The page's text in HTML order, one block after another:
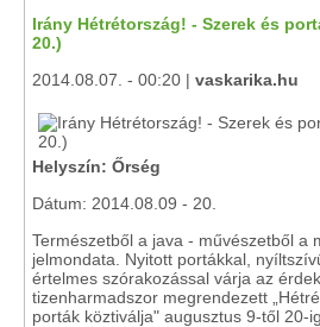
Irány Hétrétország! - Szerek és
20.)
2014.08.07. - 00:20 | vaskarika.hu
Helyszín: Őrség
Dátum: 2014.08.09 - 20.
Természetből a java - művészetből a
jelmondata. Nyitott portákkal,
értelmes szórakozással várja az
tizenharmadszor megrendezett
porták köztiválja" augusztus 9-től 20-